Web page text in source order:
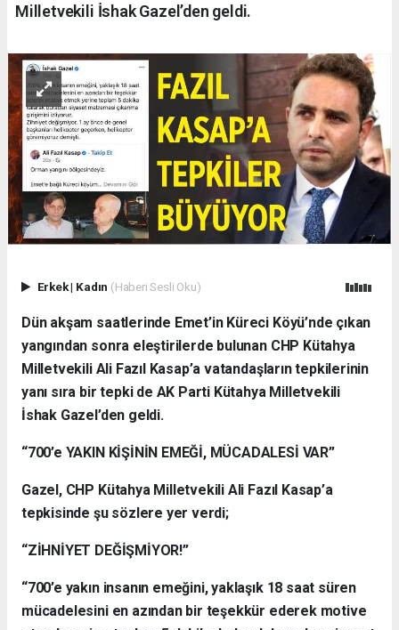
Milletvekili İshak Gazel’den geldi.
Erkek| Kadın (Haberi Sesli Oku)
Dün akşam saatlerinde Emet’in Küreci Köyü’nde çıkan
yangından sonra eleştirilerde bulunan CHP Kütahya
Milletvekili Ali Fazıl Kasap’a vatandaşların tepkilerinin
yanı sıra bir tepki de AK Parti Kütahya Milletvekili
İshak Gazel’den geldi.
“700’e YAKIN KİŞİNİN EMEĞİ, MÜCADALESİ VAR”
Gazel, CHP Kütahya Milletvekili Ali Fazıl Kasap’a
tepkisinde şu sözlere yer verdi;
“ZİHNİYET DEĞİŞMİYOR!”
“700’e yakın insanın emeğini, yaklaşık 18 saat süren
mücadelesini en azından bir teşekkür ederek motive